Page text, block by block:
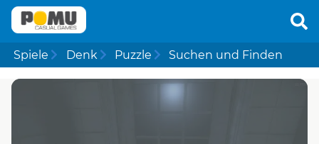
Spiele Denk Puzzle Suchen und Finden